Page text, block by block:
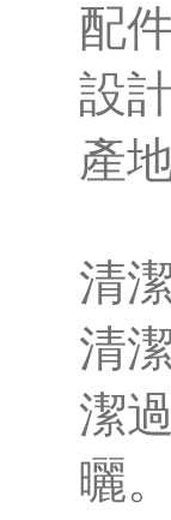
配
設
產
清
清
潔
曬。